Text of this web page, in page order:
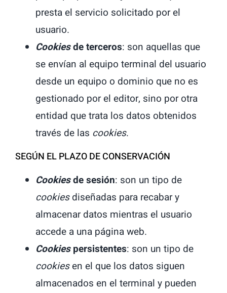
presta el servicio solicitado por el
usuario.
Cookiesde terceros: son aquellas que
se envían al equipo terminal del usuario
desde un equipo o dominio que no es
gestionado por el editor, sino por otra
entidad que trata los datos obtenidos
través de las cookies.
SEGÚN EL PLAZO DE CONSERVACIÓN
Cookiesde sesión: son un tipo de
cookiesdiseñadas para recabar y
almacenar datos mientras el usuario
accede a una página web.
Cookiespersistentes: son un tipo de
cookiesen el que los datos siguen
almacenados en el terminal y pueden